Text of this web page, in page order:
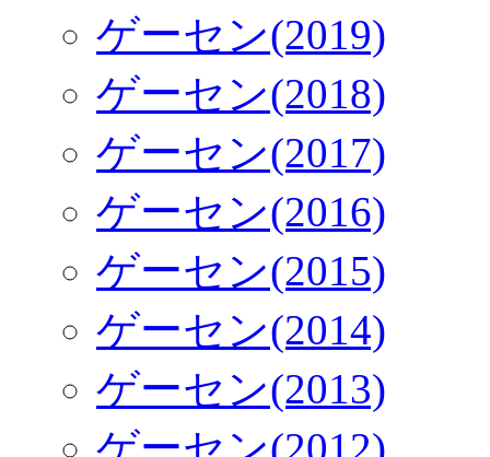
ゲーセン(2019)
ゲーセン(2018)
ゲーセン(2017)
ゲーセン(2016)
ゲーセン(2015)
ゲーセン(2014)
ゲーセン(2013)
ゲーセン(2012)